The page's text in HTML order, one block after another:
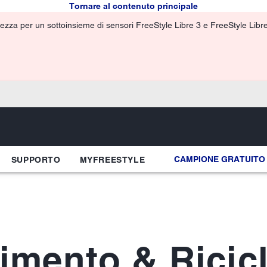
Tornare al contenuto principale
per un sottoinsieme di sensori FreeStyle Libre 3 e FreeStyle
SUPPORTO MYFREESTYLE CAMPIONE GRATUITO